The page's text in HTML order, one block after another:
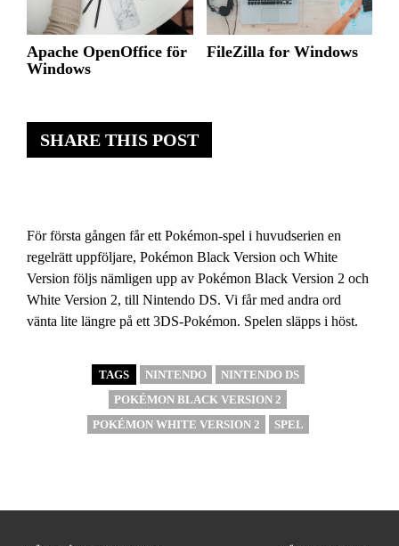
SHARE THIS POST
För första gången får ett Pokémon-spel i huvudserien en
regelrätt uppföljare, Pokémon Black Version och White
Version följs nämligen upp av Pokémon Black Version 2 och
White Version 2, till Nintendo DS. Vi får med andra ord
vänta lite längre på ett 3DS-Pokémon. Spelen släpps i höst.
TAGS NINTENDO
NINTENDO DS
POKÉMON BLACK VERSION 2
POKÉMON WHITE VERSION 2
SPEL
Apache OpenOffice för
Windows
FileZilla for Windows